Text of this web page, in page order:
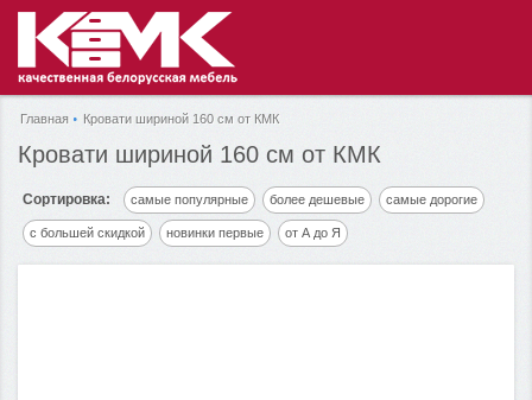
Главная Кровати шириной 160 см от КМК
Кровати шириной 160 см от КМК
Сортировка: самые популярные более дешевые самые дорогие
с большей скидкой новинки первые от А до Я